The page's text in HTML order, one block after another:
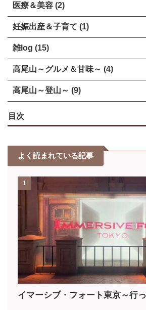
医療＆美容 (2)
妊娠出産＆子育て (1)
雑log (15)
高尾山～グルメ＆甘味～ (4)
高尾山～登山～ (9)
目次
よく読まれている記事
1
イマーシブ・フォート東京～行